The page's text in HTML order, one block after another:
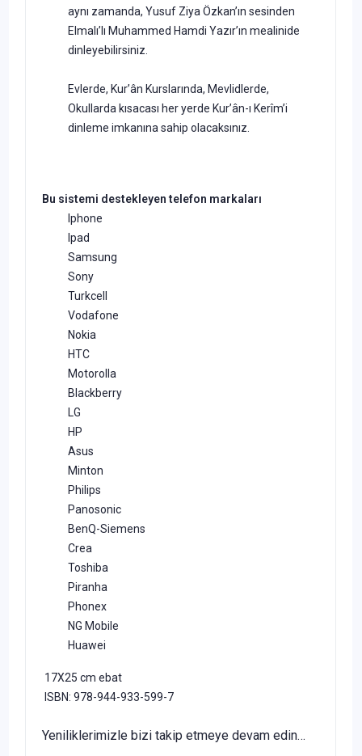
aynı zamanda, Yusuf Ziya Özkan’ın sesinden
Elmalı’lı Muhammed Hamdi Yazır’ın mealinide
dinleyebilirsiniz.
Evlerde, Kur’ân Kurslarında, Mevlidlerde,
Okullarda kısacası her yerde Kur’ân-ı Kerîm’i
dinleme imkanına sahip olacaksınız.
Bu sistemi destekleyen telefon markaları
Iphone
Ipad
Samsung
Sony
Turkcell
Vodafone
Nokia
HTC
Motorolla
Blackberry
LG
HP
Asus
Minton
Philips
Panosonic
BenQ-Siemens
Crea
Toshiba
Piranha
Phonex
NG Mobile
Huawei
17X25 cm ebat
ISBN: 978-944-933-599-7
Yeniliklerimizle bizi takip etmeye devam edin…